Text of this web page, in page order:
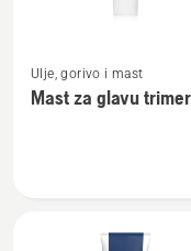
više
detalja
Ulje, gorivo i mast
Mast za glavu